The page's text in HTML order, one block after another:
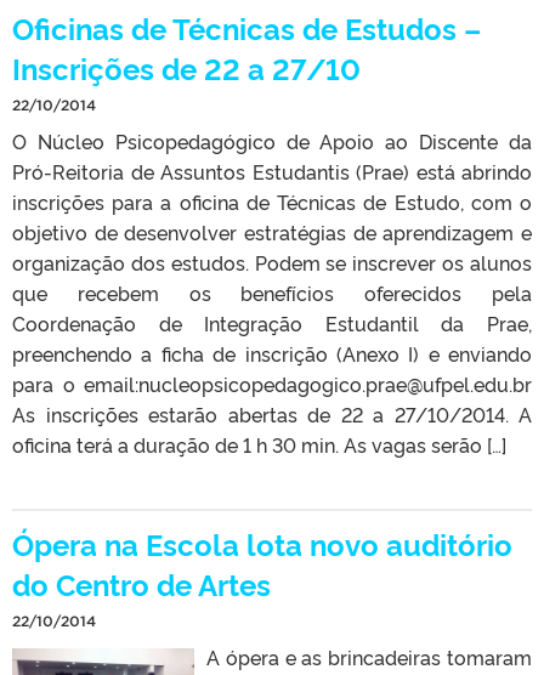
Oficinas de Técnicas de Estudos –
Inscrições de 22 a 27/10
22/10/2014
O Núcleo Psicopedagógico de Apoio ao Discente da
Pró-Reitoria de Assuntos Estudantis (Prae) está abrindo
inscrições para a oficina de Técnicas de Estudo, com o
objetivo de desenvolver estratégias de aprendizagem e
organização dos estudos. Podem se inscrever os alunos
que recebem os benefícios oferecidos pela
Coordenação de Integração Estudantil da Prae,
preenchendo a ficha de inscrição (Anexo I) e enviando
para o email:nucleopsicopedagogico.prae@ufpel.edu.br
As inscrições estarão abertas de 22 a 27/10/2014. A
oficina terá a duração de 1 h 30 min. As vagas serão […]
Ópera na Escola lota novo auditório
do Centro de Artes
22/10/2014
A ópera e as brincadeiras tomaram